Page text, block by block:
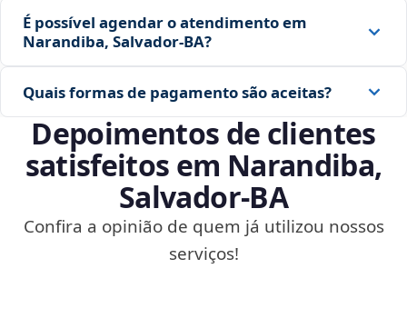
É possível agendar o atendimento em
Narandiba, Salvador‑BA?
Quais formas de pagamento são aceitas?
Depoimentos de clientes
satisfeitos em Narandiba,
Salvador‑BA
Confira a opinião de quem já utilizou nossos
serviços!